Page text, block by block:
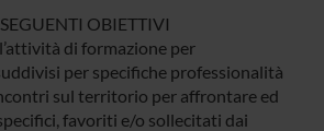
OBIETTIVI
di formazione per
per specifiche professionalità
sul territorio per affrontare ed
favoriti e/o sollecitati dai